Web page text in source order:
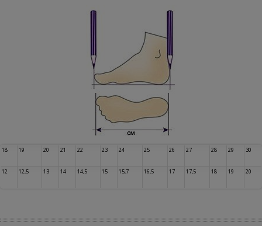
18 19 20 21 22 23 24 25 26 27 28 29 30
12 12,5 13 14 14,5 15 15,7 16,5 17 17,5 18 19 20